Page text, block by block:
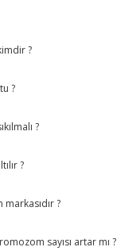
?
?
?
?
?
sayısı artar mı ?